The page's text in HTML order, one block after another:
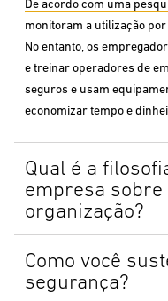
De acordo com uma
monitoram a utilização
No entanto, os
e treinar operadores de
seguros e usam
economizar tempo e
Qual é a
empresa sobre
organização?
Como você
segurança?